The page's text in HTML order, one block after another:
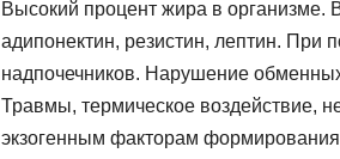
Высокий процент жира в
адипонектин, резистин, лептин. При
надпочечников. Нарушение
Травмы, термическое воздействие,
экзогенным факторам